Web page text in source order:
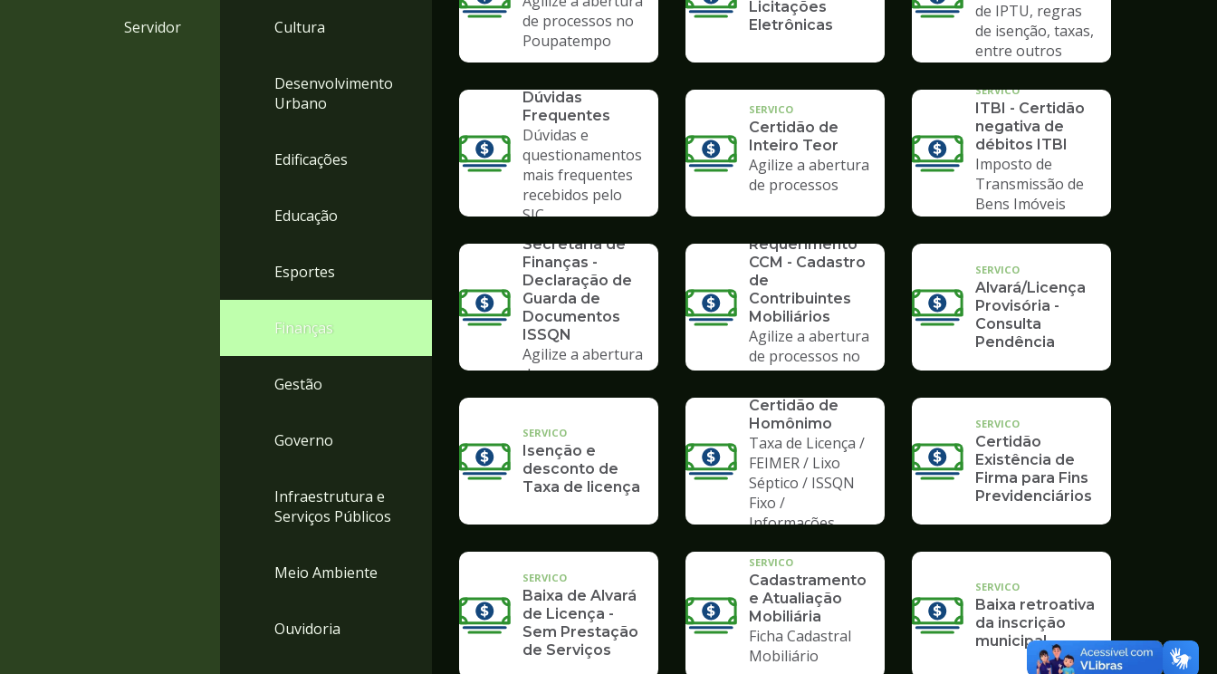
Servidor Cultura
Desenvolvimento
Urbano
Edificações
Educação
Esportes
Finanças
Gestão
Governo
Infraestrutura e
Serviços Públicos
Meio Ambiente
Ouvidoria
de processos no
Poupatempo
Licitações
Eletrônicas
de IPTU, regras
de isenção, taxas,
entre outros
Dúvidas
Frequentes
Dúvidas e
questionamentos
mais frequentes
recebidos pelo
SIC
SERVICO
Certidão de
Inteiro Teor
Agilize a abertura
de processos
SERVICO
ITBI - Certidão
negativa de
débitos ITBI
Imposto de
Transmissão de
Bens Imóveis
SERVICO
Secretaria de
Finanças -
Declaração de
Guarda de
Documentos
ISSQN
Agilize a abertura
de processos no
Poupatempo
Requerimento
CCM - Cadastro
de
Contribuintes
Mobiliários
Agilize a abertura
de processos no
Poupatempo
SERVICO
Alvará/Licença
Provisória -
Consulta
Pendência
SERVICO
Isenção e
desconto de
Taxa de licença
Certidão de
Homônimo
Taxa de Licença /
FEIMER / Lixo
Séptico / ISSQN
Fixo /
Informações
SERVICO
Certidão
Existência de
Firma para Fins
Previdenciários
SERVICO
Baixa de Alvará
de Licença -
Sem Prestação
de Serviços
SERVICO
Cadastramento
e Atualiação
Mobiliária
Ficha Cadastral
Mobiliário
SERVICO
Baixa retroativa
da inscrição
municipal